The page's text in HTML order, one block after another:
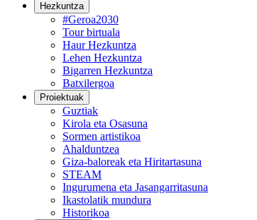
Hezkuntza
#Geroa2030
Tour birtuala
Haur Hezkuntza
Lehen Hezkuntza
Bigarren Hezkuntza
Batxilergoa
Proiektuak
Guztiak
Kirola eta Osasuna
Sormen artistikoa
Ahalduntzea
Giza-baloreak eta Hiritartasuna
STEAM
Ingurumena eta Jasangarritasuna
Ikastolatik mundura
Historikoa